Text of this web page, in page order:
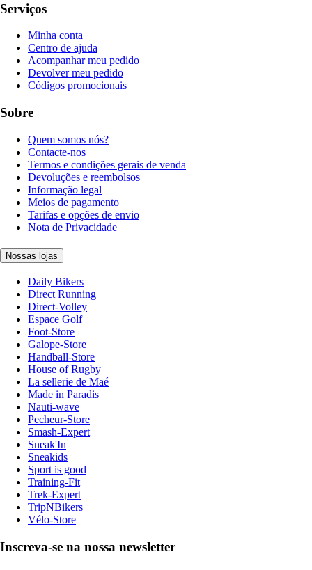
Serviços
Minha conta
Centro de ajuda
Acompanhar meu pedido
Devolver meu pedido
Códigos promocionais
Sobre
Quem somos nós?
Contacte-nos
Termos e condições gerais de venda
Devoluções e reembolsos
Informação legal
Meios de pagamento
Tarifas e opções de envio
Nota de Privacidade
Nossas lojas
Daily Bikers
Direct Running
Direct-Volley
Espace Golf
Foot-Store
Galope-Store
Handball-Store
House of Rugby
La sellerie de Maé
Made in Paradis
Nauti-wave
Pecheur-Store
Smash-Expert
Sneak'In
Sneakids
Sport is good
Training-Fit
Trek-Expert
TripNBikers
Vélo-Store
Inscreva-se na nossa newsletter